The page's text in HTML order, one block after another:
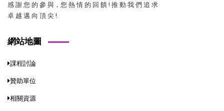
感 謝 您 的 參 與，您 熱 情 的 回 饋 ! 推 動 我 們 追 求
卓 越 邁 向 頂 尖 !
網站地圖
課程討論
贊助單位
相關資源